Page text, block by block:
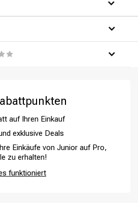
CombiDeals
Menge des Produkts auf
gleichmäßig über dein Haar,
5-10 Minuten einwirken.
gründlich mit warmem Wasser
auf Ihren Einkauf
exklusive Deals
Einkäufe von Junior auf Pro,
zu erhalten!
funktioniert